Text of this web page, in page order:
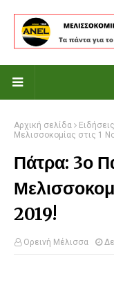
Αρχική σελίδα Ειδήσεις
Μελισσοκομίας στις 1
Πάτρα: 3ο
2019!
Ορεινή Μέλισσα